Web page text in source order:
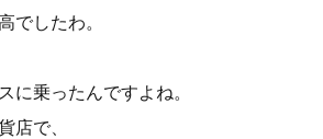
でしたわ。
に乗ったんですよね。
店で、